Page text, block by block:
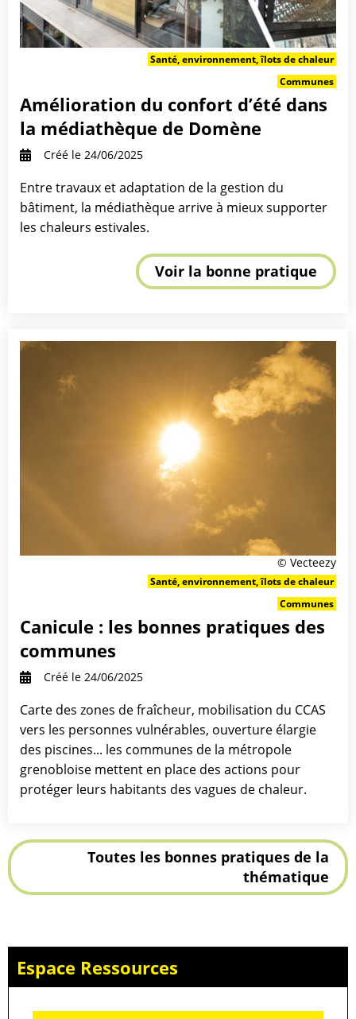
Santé, environnement, îlots de chaleur
Communes
Amélioration du confort d’été dans
la médiathèque de Domène
Créé le 24/06/2025
Entre travaux et adaptation de la gestion du
bâtiment, la médiathèque arrive à mieux supporter
les chaleurs estivales.
Voir la bonne pratique
© Vecteezy
Santé, environnement, îlots de chaleur
Communes
Canicule : les bonnes pratiques des
communes
Créé le 24/06/2025
Carte des zones de fraîcheur, mobilisation du CCAS
vers les personnes vulnérables, ouverture élargie
des piscines... les communes de la métropole
grenobloise mettent en place des actions pour
protéger leurs habitants des vagues de chaleur.
Toutes les bonnes pratiques de la
thématique
Espace Ressources